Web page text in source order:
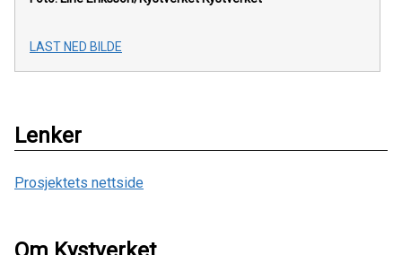
LAST NED BILDE
Lenker
Prosjektets nettside